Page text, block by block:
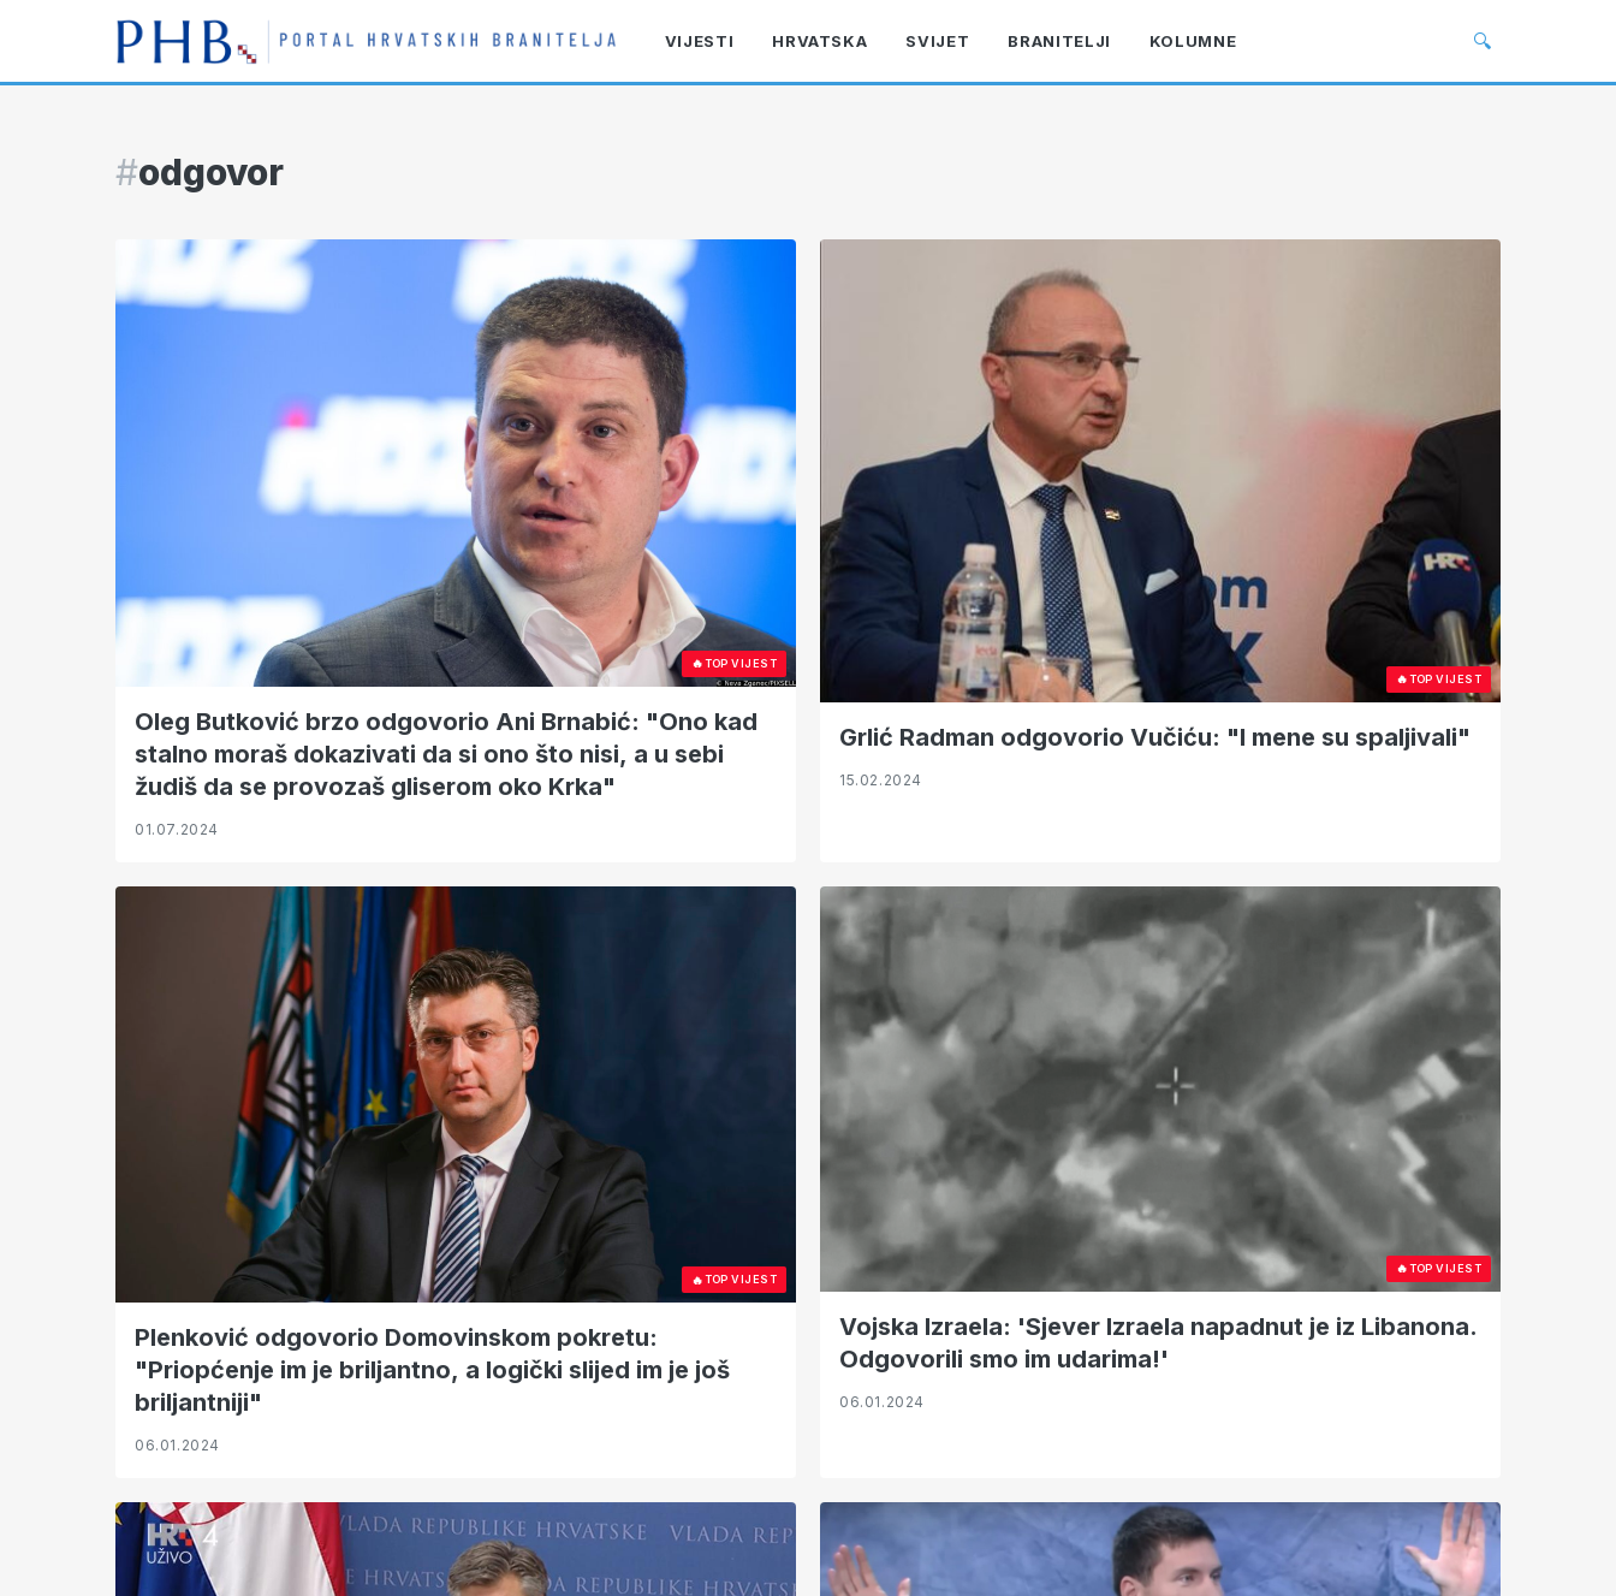
VIJESTI HRVATSKA SVIJET BRANITELJI KOLUMNE 🔍
#odgovor
🔥TOP VIJEST
Oleg Butković brzo odgovorio Ani Brnabić: "Ono kad
stalno moraš dokazivati da si ono što nisi, a u sebi
žudiš da se provozaš gliserom oko Krka"
01.07.2024
🔥TOP VIJEST
Grlić Radman odgovorio Vučiću: "I mene su spaljivali"
15.02.2024
🔥TOP VIJEST
Plenković odgovorio Domovinskom pokretu:
"Priopćenje im je briljantno, a logički slijed im je još
briljantniji"
06.01.2024
🔥TOP VIJEST
Vojska Izraela: 'Sjever Izraela napadnut je iz Libanona.
Odgovorili smo im udarima!'
06.01.2024